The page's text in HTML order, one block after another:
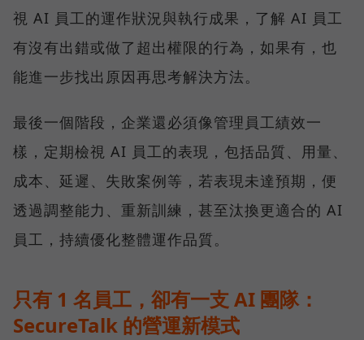
視 AI 員工的運作狀況與執行成果，了解 AI 員工
有沒有出錯或做了超出權限的行為，如果有，也
能進一步找出原因再思考解決方法。
最後一個階段，企業還必須像管理員工績效一
樣，定期檢視 AI 員工的表現，包括品質、用量、
成本、延遲、失敗案例等，若表現未達預期，便
透過調整能力、重新訓練，甚至汰換更適合的 AI
員工，持續優化整體運作品質。
只有 1 名員工，卻有一支 AI 團隊：
SecureTalk 的營運新模式